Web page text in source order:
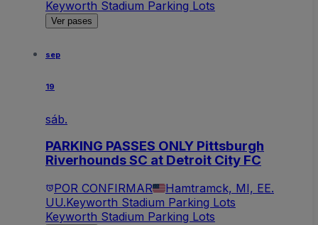
Keyworth Stadium Parking Lots
Ver pases
sep
19
sáb.
PARKING PASSES ONLY Pittsburgh
Riverhounds SC at Detroit City FC
POR CONFIRMAR
Hamtramck, MI, EE.
UU.Keyworth Stadium Parking Lots
Keyworth Stadium Parking Lots